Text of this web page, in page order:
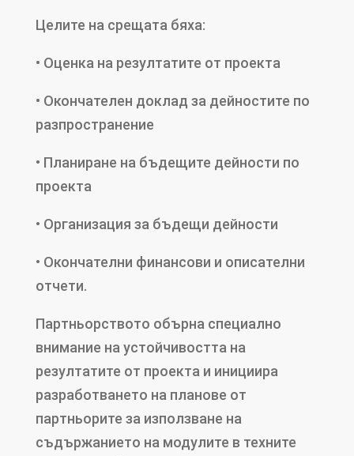
Целите на срещата бяха:
• Оценка на резултатите от проекта
• Окончателен доклад за дейностите по
разпространение
• Планиране на бъдещите дейности по
проекта
• Организация за бъдещи дейности
• Окончателни финансови и описателни
отчети.
Партньорството обърна специално
внимание на устойчивостта на
резултатите от проекта и инициира
разработването на планове от
партньорите за използване на
съдържанието на модулите в техните